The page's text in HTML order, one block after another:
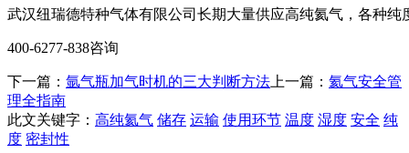
武汉纽瑞德特种气体有限公司长期大量供应高纯氦气，各种纯
400-6277-838咨询
下一篇： 氩气瓶加气时机的三大判断方法 上一篇： 氦气安全管
理全指南
此文关键字： 高纯氦气 储存 运输 使用环节 温度 湿度 安全 纯
度 密封性